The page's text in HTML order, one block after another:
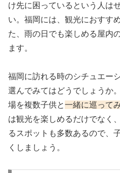
け先に困っているという人は
い。福岡には、観光におすす
た、雨の日でも楽しめる屋内
ます。
福岡に訪れる時のシチュエー
選んでみてはどうでしょうか
場を複数子供と一緒に巡って
は観光を楽しめるだけでなく
るスポットも多数あるので、
くしましょう。